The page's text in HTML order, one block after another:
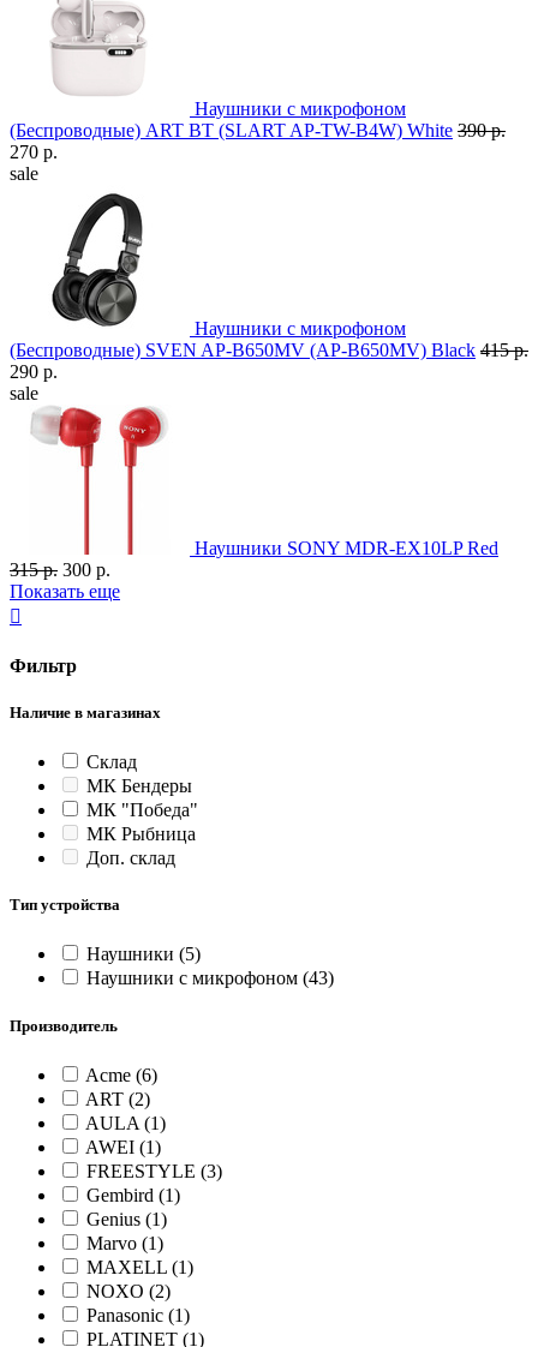
Наушники с микрофоном
(Беспроводные) ART BT (SLART AP-TW-B4W) White 390 р.
270 р.
sale
Наушники с микрофоном
(Беспроводные) SVEN AP-B650MV (AP-B650MV) Black 415 р.
290 р.
sale
Наушники SONY MDR-EX10LP Red
315 р. 300 р.
Показать еще

Фильтр
Наличие в магазинах
Склад
МК Бендеры
МК "Победа"
МК Рыбница
Доп. склад
Тип устройства
Наушники (5)
Наушники с микрофоном (43)
Производитель
Acme (6)
ART (2)
AULA (1)
AWEI (1)
FREESTYLE (3)
Gembird (1)
Genius (1)
Marvo (1)
MAXELL (1)
NOXO (2)
Panasonic (1)
PLATINET (1)